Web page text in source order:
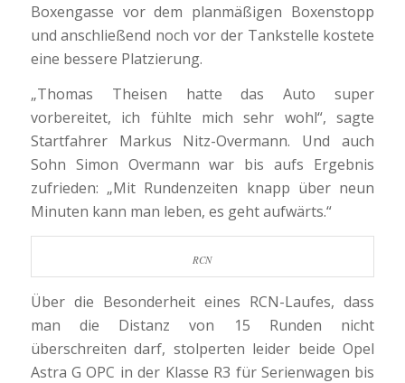
Boxengasse vor dem planmäßigen Boxenstopp
und anschließend noch vor der Tankstelle kostete
eine bessere Platzierung.
„Thomas Theisen hatte das Auto super
vorbereitet, ich fühlte mich sehr wohl“, sagte
Startfahrer Markus Nitz-Overmann. Und auch
Sohn Simon Overmann war bis aufs Ergebnis
zufrieden: „Mit Rundenzeiten knapp über neun
Minuten kann man leben, es geht aufwärts.“
RCN
Über die Besonderheit eines RCN-Laufes, dass
man die Distanz von 15 Runden nicht
überschreiten darf, stolperten leider beide Opel
Astra G OPC in der Klasse R3 für Serienwagen bis